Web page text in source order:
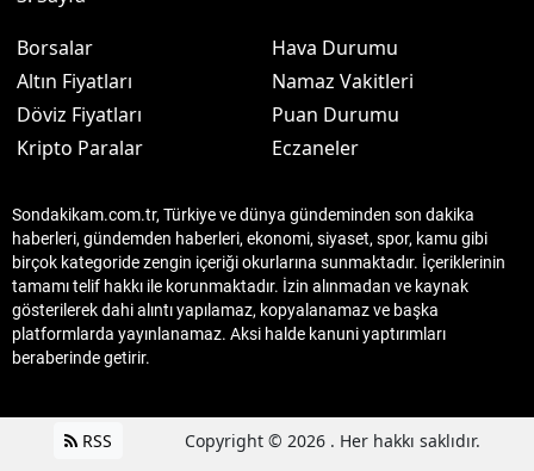
Borsalar
Altın Fiyatları
Döviz Fiyatları
Kripto Paralar
Hava Durumu
Namaz Vakitleri
Puan Durumu
Eczaneler
Sondakikam.com.tr, Türkiye ve dünya gündeminden son dakika
haberleri, gündemden haberleri, ekonomi, siyaset, spor, kamu gibi
birçok kategoride zengin içeriği okurlarına sunmaktadır. İçeriklerinin
tamamı telif hakkı ile korunmaktadır. İzin alınmadan ve kaynak
gösterilerek dahi alıntı yapılamaz, kopyalanamaz ve başka
platformlarda yayınlanamaz. Aksi halde kanuni yaptırımları
beraberinde getirir.
RSS Copyright © 2026 . Her hakkı saklıdır.